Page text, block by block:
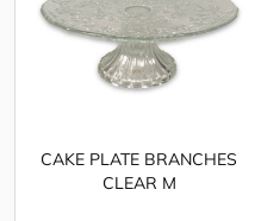
CAKE PLATE BRANCHES
CLEAR M